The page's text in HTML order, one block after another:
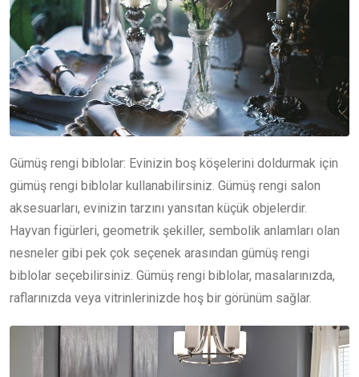
Gümüş rengi biblolar: Evinizin boş köşelerini doldurmak için
gümüş rengi biblolar kullanabilirsiniz. Gümüş rengi salon
aksesuarları, evinizin tarzını yansıtan küçük objelerdir.
Hayvan figürleri, geometrik şekiller, sembolik anlamları olan
nesneler gibi pek çok seçenek arasından gümüş rengi
biblolar seçebilirsiniz. Gümüş rengi biblolar, masalarınızda,
raflarınızda veya vitrinlerinizde hoş bir görünüm sağlar.